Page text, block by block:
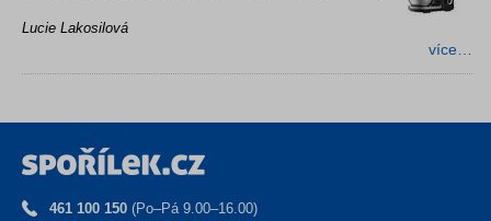
Lucie Lakosilová
více…
461 100 150 (Po–Pá 9.00–16.00)